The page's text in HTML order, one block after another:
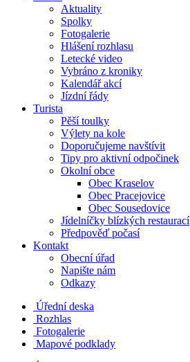
Aktuality
Spolky
Fotogalerie
Hlášení rozhlasu
Letecké video
Vybráno z kroniky
Kalendář akcí
Jízdní řády
Turista
Pěší toulky
Výlety na kole
Doporučujeme navštívit
Tipy pro aktivní odpočinek
Okolní obce
Obec Kraselov
Obec Pracejovice
Obec Sousedovice
Jídelníčky blízkých restaurací
Předpověď počasí
Kontakt
Obecní úřad
Napište nám
Odkazy
Úřední deska
Rozhlas
Fotogalerie
Mapové podklady